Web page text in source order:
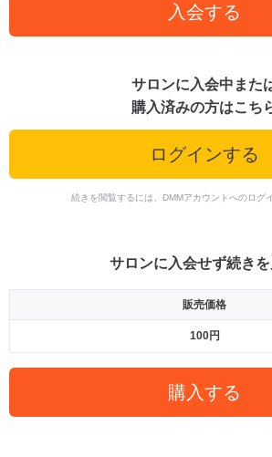
入会する
サロンに入会中また
購入済みの方はこち
ログインする
続きを閲覧するには、DMMアカウントへのログ
サロンに入会せず続き
販売価格
100円
購入する